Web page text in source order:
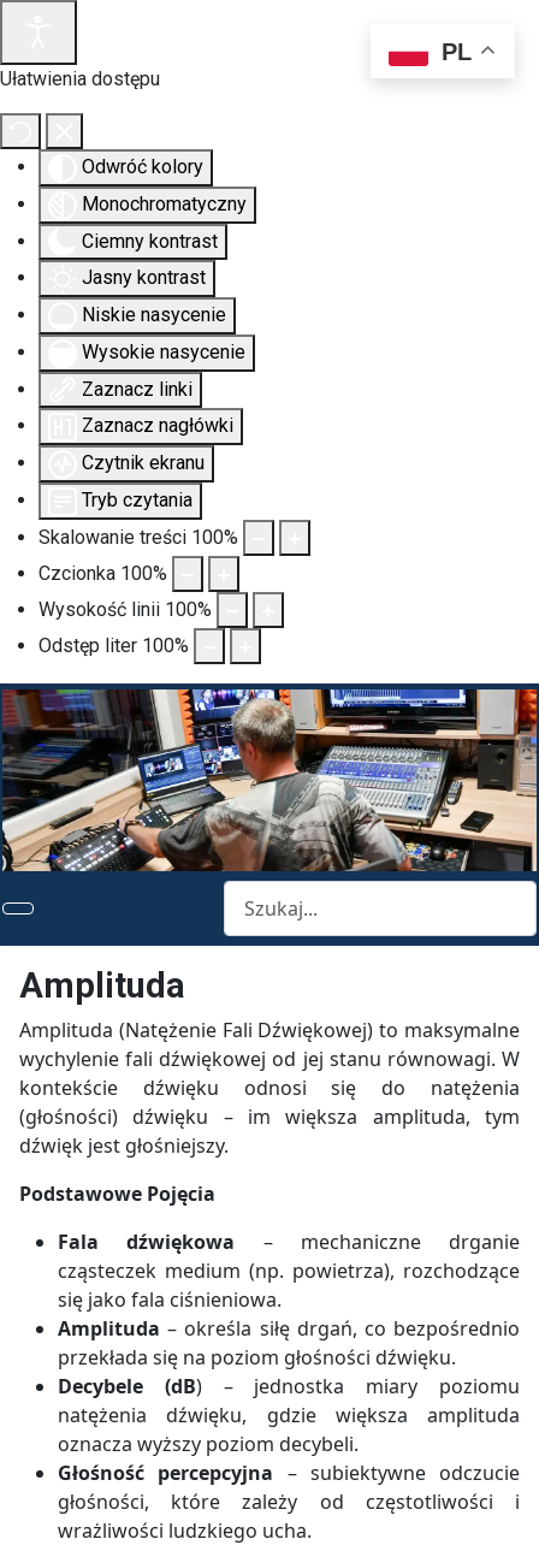
Ułatwienia dostępu
Odwróć kolory
Monochromatyczny
Ciemny kontrast
Jasny kontrast
Niskie nasycenie
Wysokie nasycenie
Zaznacz linki
Zaznacz nagłówki
Czytnik ekranu
Tryb czytania
Skalowanie treści 100%
Czcionka 100%
Wysokość linii 100%
Odstęp liter 100%
PL
Szukaj
Amplituda
Amplituda (Natężenie Fali Dźwiękowej) to maksymalne
wychylenie fali dźwiękowej od jej stanu równowagi. W
kontekście dźwięku odnosi się do natężenia
(głośności) dźwięku – im większa amplituda, tym
dźwięk jest głośniejszy.
Podstawowe Pojęcia
Fala dźwiękowa – mechaniczne drganie
cząsteczek medium (np. powietrza), rozchodzące
się jako fala ciśnieniowa.
Amplituda – określa siłę drgań, co bezpośrednio
przekłada się na poziom głośności dźwięku.
Decybele (dB) – jednostka miary poziomu
natężenia dźwięku, gdzie większa amplituda
oznacza wyższy poziom decybeli.
Głośność percepcyjna – subiektywne odczucie
głośności, które zależy od częstotliwości i
wrażliwości ludzkiego ucha.